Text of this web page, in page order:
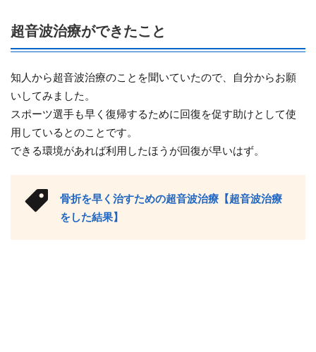
超音波治療ができたこと
知人から超音波治療のことを聞いていたので、自分からお願
いしてみました。
スポーツ選手も早く復帰するために回復を促す助けとして使
用しているとのことです。
できる環境があれば利用したほうが回復が早いはず。
骨折を早く治すための超音波治療【超音波治療
をした結果】